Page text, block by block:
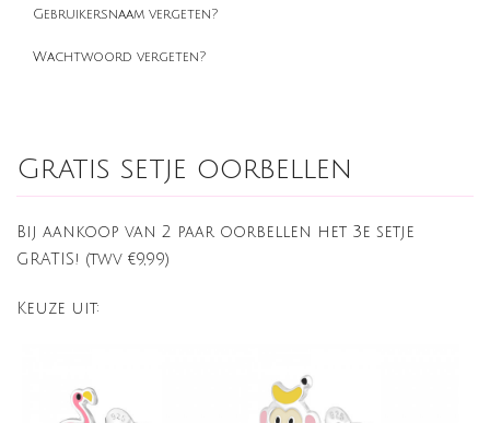
Gebruikersnaam vergeten?
Wachtwoord vergeten?
Gratis setje oorbellen
Bij aankoop van 2 paar oorbellen het 3e setje
GRATIS! (twv €9,99)
Keuze uit: